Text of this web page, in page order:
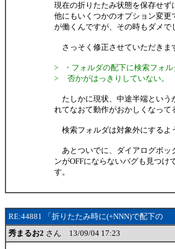
現在の折りたたみ状態を保存せ
他にもいくつかのオプション変更
が働くんですが、その時もダメで
さっそく修正させていただきま
> ・フォルダの配下に検索フォ
> 否かがはっきりしていない。
たしかに現状、中途半端という
れてなおて動作がおかしくなって
検索フォルダは対象外にするよ
あとついでに、ダイアログボッ
ンがOFFにならないバグも見つけ
す。
RE:44881 「折りたたみ時に(+NNN)で配下の
秀まるお2 さん 13/09/04 17:23